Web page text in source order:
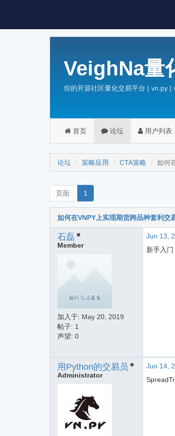
VeighNa量
你的开源社区量化交易平台 | vn.py |
首页 论坛 用户列表
论坛 策略应用 CTA策略 如何
页面: 1
如何在VNPY上实现期货跨品种套利交
石磊
Member
加入于: May 20, 2019
帖子: 1
声望: 0
Jun 13,
新手入
用Python的交易员
Administrator
Jun 14,